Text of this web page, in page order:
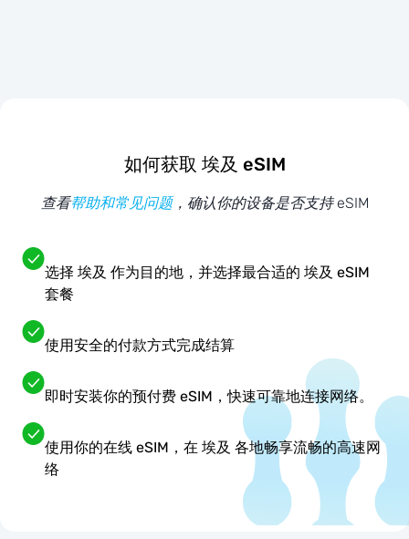
如何获取 埃及 eSIM
查看帮助和常见问题，确认你的设备是否支持 eSIM
选择 埃及 作为目的地，并选择最合适的 埃及 eSIM
套餐
使用安全的付款方式完成结算
即时安装你的预付费 eSIM，快速可靠地连接网络。
使用你的在线 eSIM，在 埃及 各地畅享流畅的高速网
络